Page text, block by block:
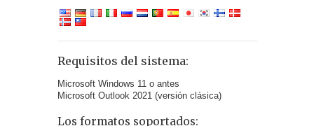
Requisitos del sistema:
Microsoft Windows 11 o antes
Microsoft Outlook 2021 (versión clásica)
Los formatos soportados: